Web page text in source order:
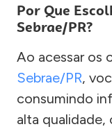
Por Que
Sebrae/PR?
Ao acessar os
Sebrae/PR,
consumindo
alta qualidade,